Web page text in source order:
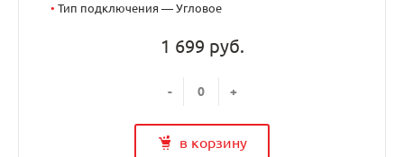
• Тип подключения — Угловое
1 699 руб.
- +
в корзину